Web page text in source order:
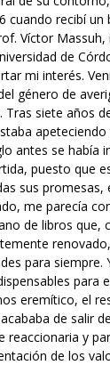
cuando recibí un
Víctor Massuh,
de
mi interés.
género de
siete años
apeteciendo
antes se había
puesto que
sus promesas,
me parecía
de libros que,
para siempre.
para
eremítico, el
de salir
reaccionaria y
de los